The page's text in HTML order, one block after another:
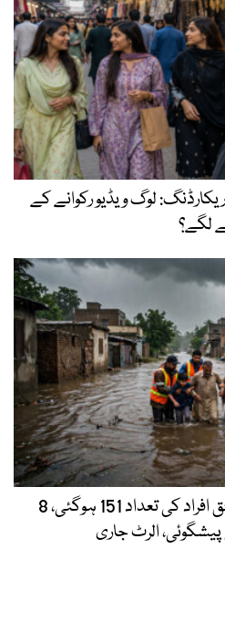
لوگ ویڈیو رکوانے کے
لگے؟
مون سون بارشوں سے جاں بحق افراد کی تعداد 151 ہوگئی، 8
الرٹ جاری